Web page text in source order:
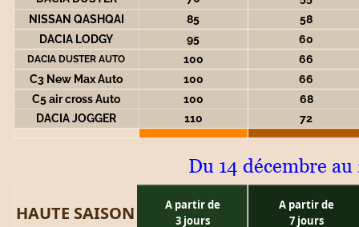
NISSAN QASHQAI
85
58
DACIA LODGY
95 60
DACIA DUSTER AUTO 100
66
C3 New Max Auto
100
66
C5 air cross Auto
100
68
DACIA JOGGER
110 72
HAUTE SAISON
A partir de
3 jours
A partir de
7 jours
Du 14 décembre au